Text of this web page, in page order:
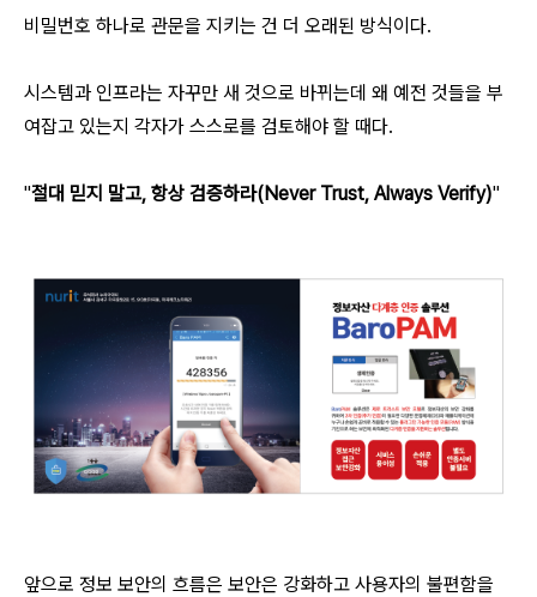
비밀번호 하나로 관문을 지키는 건 더 오래된 방식이다.
시스템과 인프라는 자꾸만 새 것으로 바뀌는데 왜 예전 것들을 부
여잡고 있는지 각자가 스스로를 검토해야 할 때다.
"절대 믿지 말고, 항상 검증하라(Never Trust, Always Verify)"
앞으로 정보 보안의 흐름은 보안은 강화하고 사용자의 불편함을